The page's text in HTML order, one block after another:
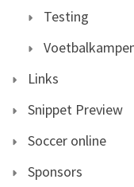
Testing
Links
Snippet Preview
Soccer online
Sponsors